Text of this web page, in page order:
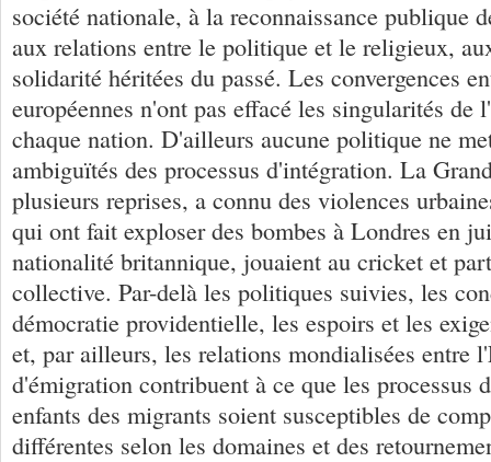
société nationale, à la reconnaissance publique
aux relations entre le politique et le religieux,
solidarité héritées du passé. Les convergences
européennes n'ont pas effacé les singularités de
chaque nation. D'ailleurs aucune politique ne
ambiguïtés des processus d'intégration. La
plusieurs reprises, a connu des violences
qui ont fait exploser des bombes à Londres en
nationalité britannique, jouaient au cricket et
collective. Par-delà les politiques suivies, les
démocratie providentielle, les espoirs et les
et, par ailleurs, les relations mondialisées entre
d'émigration contribuent à ce que les processus
enfants des migrants soient susceptibles de
différentes selon les domaines et des